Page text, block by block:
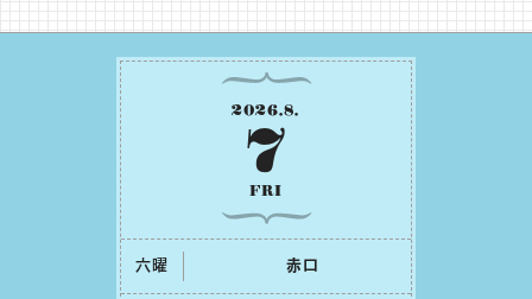
2026.8.
7
FRI
六曜 ⾚⼝